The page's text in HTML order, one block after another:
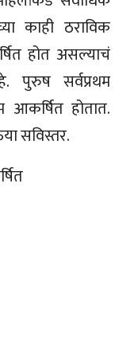
काही ठराविक
होत असल्याचं
सर्वप्रथम
आकर्षित होतात.
सविस्तर.